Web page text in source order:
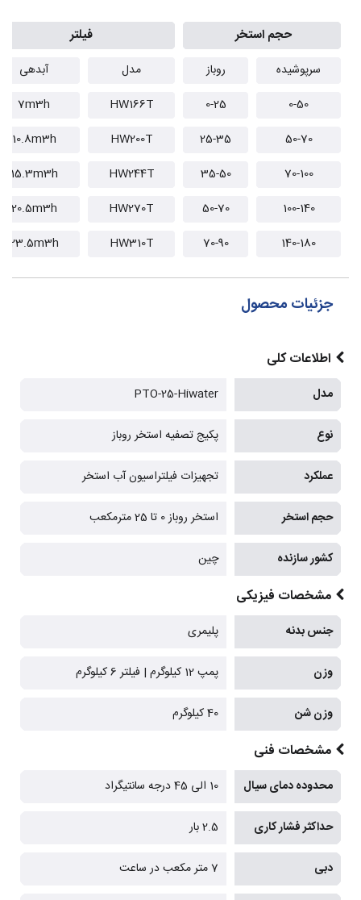
حجم استخر فیلتر
سرپوشیده روباز مدل
آبدهی
0-50
0-25
HW166T
7m3h
50-70
25-35
HW200T
10.8m3h
70-100
35-50
HW244T
15.3m3h
100-140
50-70
HW270T
20.5m3h
140-180
70-90
HW310T
23.5m3h
جزئیات محصول
اطلاعات کلی
مدل PTO-25-Hiwater
نوع پکیج تصفیه استخر روباز
عملکرد تجهیزات فیلتراسیون آب استخر
حجم استخر استخر روباز 0 تا 25 مترمکعب
کشور سازنده چین
مشخصات فیزیکی
جنس بدنه پلیمری
وزن پمپ 12 کیلوگرم | فیلتر 6 کیلوگرم
وزن شن 40 کیلوگرم
مشخصات فنی
محدوده دمای سیال 10 الی 45 درجه سانتیگراد
حداکثر فشار کاری 2.5 بار
دبی 7 متر مکعب در ساعت